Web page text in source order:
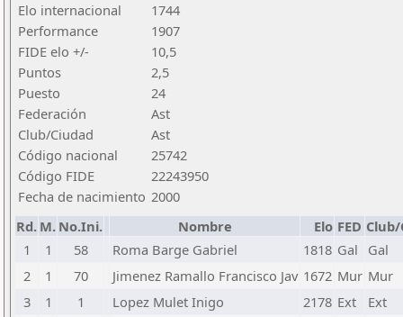
Elo internacional
1744
Performance
1907
FIDE elo +/-
10,5
Puntos
2,5
Puesto
24
Federación
Ast
Club/Ciudad
Ast
Código nacional
25742
Código FIDE
22243950
Fecha de nacimiento 2000
Rd. M. No.Ini. Nombre Elo FED
1
1 58 Roma Barge Gabriel 1818 Gal
Gal
2
1 70 Jimenez Ramallo Francisco Jav 1672 Mur Mur
3
1 1 Lopez Mulet Inigo 2178 Ext
Ext